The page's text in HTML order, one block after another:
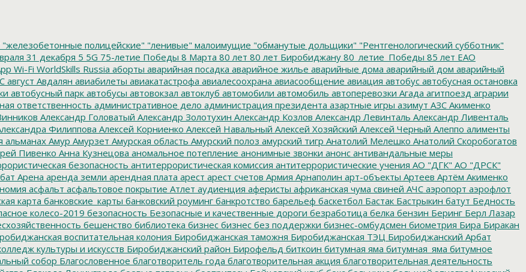
"железобетонные полицейские" "ленивые" малоимущие "обманутые дольщики" "Рентгенологический субботник"
31 декабря 5 5G 75-летие Победы 8 Марта 80 лет 80 лет Биробиджану 80_летие_Победы 85 лет ЕАО
Wi-Fi WorldSkills Russia аборты аварийная посадка аварийное жилье аварийные дома аварийный дом аварийный
август Авдалян авиабилеты авиакатастрофа авиалесоохрана авиасообщение авиация автобус автобусная остановка
автобусный парк автобусы автовокзал автоклуб автомобили автомобиль автоперевозки Агада агитпоезд аграрии
ответственность административное дело администрация президента азартные игры азимут АЗС Акименко
Александр Головатый Александр Золотухин Александр Козлов Александр Левинталь Александр Ливенталь
Филиппова Алексей Корниенко Алексей Навальный Алексей Хозяйский Алексей Черный Алеппо алименты
альманах Амур Амурзет Амурская область Амурский полоз амурский тигр Анатолий Мелешко Анатолий Скоробогатов
Пивенко Анна Кузнецова аномальное потепление анонимные звонки анонс антивандальные меры
безопасность антитеррористическая комиссия антитеррористические учения АО "ДГК" АО "ДРСК"
Арена аренда земли арендная плата арест арест счетов Армия Арнаполин арт-объекты Артеев Артём Акименко
асфальт асфальтовое покрытие Атлет аудиенция аферисты африканская чума свиней АЧС аэропорт аэрофлот
карта банковские_карты банковский роуминг банкротство барельеф баскетбол Бастак Бастрыкин батут Бедность
колесо-2019 безопасность Безопасные и качественные дороги безработица белка бензин Беринг Берл Лазар
бешенство библиотека бизнес бизнес без поддержки бизнес-омбудсмен биометрия Бира Биракан
воспитательная колония Биробиджанская таможня Биробиджанская ТЭЦ Биробиджанский Арбат
культуры и искусств Биробиджанский район Бирофельд биткоин битумная яма битумная_яма битумное
собор Благословенное благотворитель года благотворительная акция благотворительная деятельность